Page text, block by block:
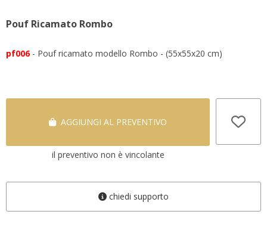
Pouf Ricamato Rombo
pf006- Pouf ricamato modello Rombo - (55x55x20 cm)
AGGIUNGI AL PREVENTIVO
il preventivo non è vincolante
chiedi supporto